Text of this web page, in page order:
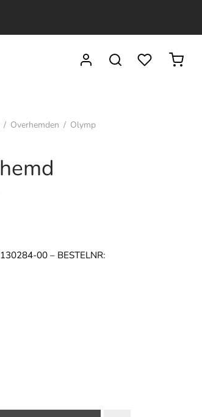
/ Overhemden / Olymp
00 – BESTELNR: